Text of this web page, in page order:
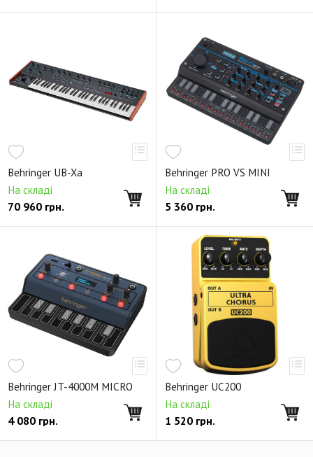
Behringer UB-Xa
На складі
70 960 грн.
Behringer PRO VS MINI
На складі
5 360 грн.
Behringer JT-4000M MICRO
На складі
4 080 грн.
Behringer UC200
На складі
1 520 грн.